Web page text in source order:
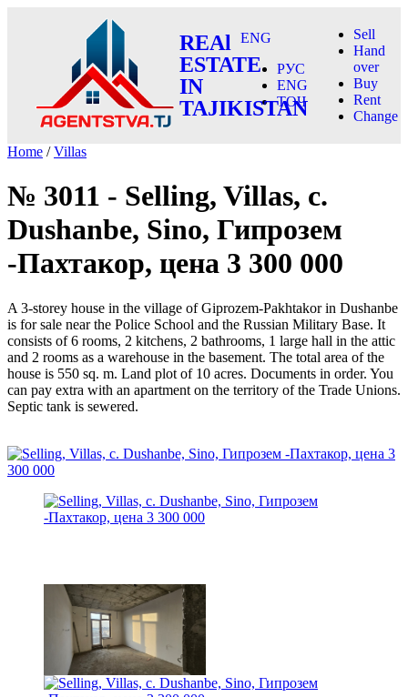
REAl
ESTATE
IN
TAJIKISTAN
ENG
РУС
ENG
ТОҶ
Sell
Hand
over
Buy
Rent
Change
Home /Villas
№ 3011 - Selling, Villas, c.
Dushanbe, Sino, Гипрозем
-Пахтакор, цена 3 300 000
A 3-storey house in the village of Giprozem-Pakhtakor in Dushanbe
is for sale near the Police School and the Russian Military Base. It
consists of 6 rooms, 2 kitchens, 2 bathrooms, 1 large hall in the attic
and 2 rooms as a warehouse in the basement. The total area of ​​the
house is 550 sq. m. Land plot of 10 acres. Documents in order. You
can pay extra with an apartment on the territory of the Trade Unions.
Septic tank is sewered.